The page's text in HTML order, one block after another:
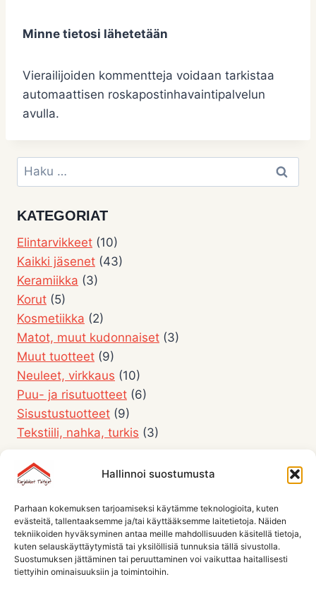
Hallinnoi suostumusta
Parhaan kokemuksen tarjoamiseksi käytämme teknologioita, kuten
evästeitä, tallentaaksemme ja/tai käyttääksemme laitetietoja. Näiden
tekniikoiden hyväksyminen antaa meille mahdollisuuden käsitellä tietoja,
kuten selauskäyttäytymistä tai yksilöllisiä tunnuksia tällä sivustolla.
Suostumuksen jättäminen tai peruuttaminen voi vaikuttaa haitallisesti
tiettyihin ominaisuuksiin ja toimintoihin.
Minne tietosi lähetetään
Vierailijoiden kommentteja voidaan tarkistaa
automaattisen roskapostinhavaintipalvelun
avulla.
Haku:
KATEGORIAT
Elintarvikkeet (10)
Kaikki jäsenet (43)
Keramiikka (3)
Korut (5)
Kosmetiikka (2)
Matot, muut kudonnaiset (3)
Muut tuotteet (9)
Neuleet, virkkaus (10)
Puu- ja risutuotteet (6)
Sisustustuotteet (9)
Tekstiili, nahka, turkis (3)
Jäsenistö